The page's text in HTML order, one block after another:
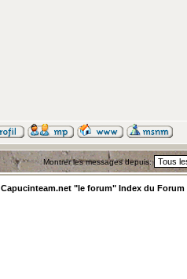
Montrer les messages depuis:
Capucinteam.net "le forum" Index du Forum